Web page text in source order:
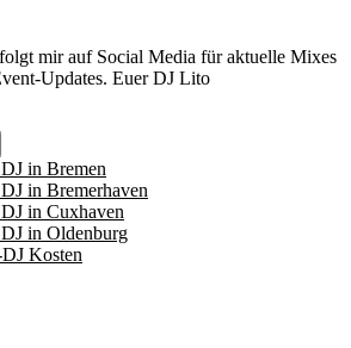
mir auf Social Media für aktuelle Mixes
Updates. Euer DJ Lito
in Bremen
in Bremerhaven
in Cuxhaven
in Oldenburg
Kosten